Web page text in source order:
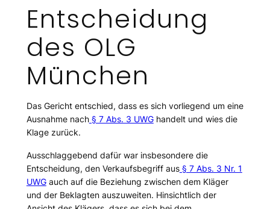
Entscheidung
des OLG
München
Das Gericht entschied, dass es sich vorliegend um eine
Ausnahme nach§ 7 Abs. 3 UWGhandelt und wies die
Klage zurück.
Ausschlaggebend dafür war insbesondere die
Entscheidung, den Verkaufsbegriff aus§ 7 Abs. 3 Nr. 1
UWGauch auf die Beziehung zwischen dem Kläger
und der Beklagten auszuweiten. Hinsichtlich der